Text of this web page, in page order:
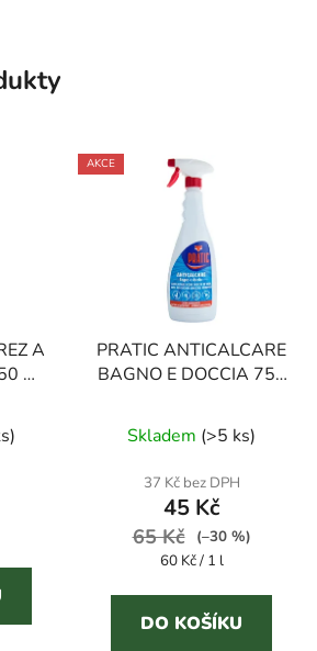
A
ml
)
AKCE
PRATIC ANTICALCARE
BAGNO E DOCCIA 750
zástěny
Skladem (>5 ks)
37 Kč bez DPH
45 Kč
65 Kč
(–30 %)
Měrná
60 Kč / 1 l
DO KOŠÍKU